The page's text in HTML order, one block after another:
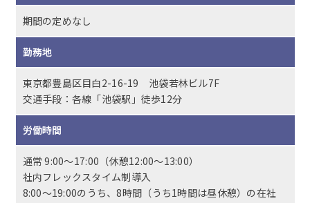
期間の定めなし
勤務地
東京都豊島区目白2-16-19 池袋若林ビル7F
交通手段：各線「池袋駅」徒歩12分
労働時間
通常 9:00〜17:00（休憩12:00〜13:00）
社内フレックスタイム制導入
8:00〜19:00のうち、8時間（うち1時間は昼休憩）の在社